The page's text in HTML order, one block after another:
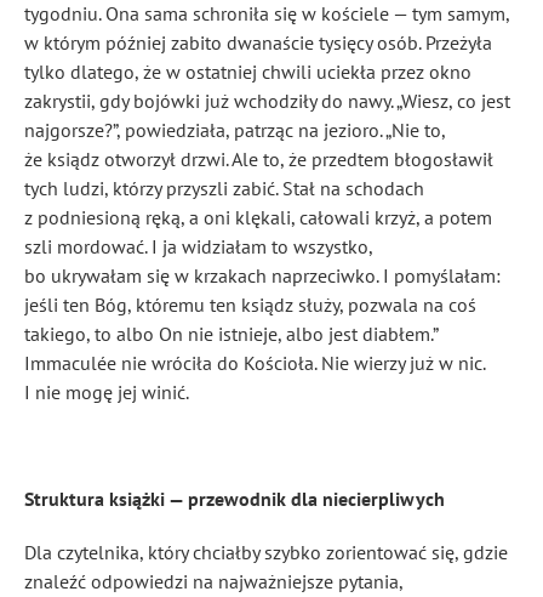
tygodniu. Ona sama schroniła się w kościele — tym samym,
w którym później zabito dwanaście tysięcy osób. Przeżyła
tylko dlatego, że w ostatniej chwili uciekła przez okno
zakrystii, gdy bojówki już wchodziły do nawy. „Wiesz, co jest
najgorsze?”, powiedziała, patrząc na jezioro. „Nie to,
że ksiądz otworzył drzwi. Ale to, że przedtem błogosławił
tych ludzi, którzy przyszli zabić. Stał na schodach
z podniesioną ręką, a oni klękali, całowali krzyż, a potem
szli mordować. I ja widziałam to wszystko,
bo ukrywałam się w krzakach naprzeciwko. I pomyślałam:
jeśli ten Bóg, któremu ten ksiądz służy, pozwala na coś
takiego, to albo On nie istnieje, albo jest diabłem.”
Immaculée nie wróciła do Kościoła. Nie wierzy już w nic.
I nie mogę jej winić.
Struktura książki — przewodnik dla niecierpliwych
Dla czytelnika, który chciałby szybko zorientować się, gdzie
znaleźć odpowiedzi na najważniejsze pytania,